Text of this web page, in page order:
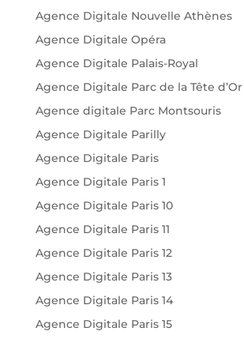
Agence Digitale Nouvelle Athènes
Agence Digitale Opéra
Agence Digitale Palais-Royal
Agence Digitale Parc de la Tête d’Or
Agence digitale Parc Montsouris
Agence Digitale Parilly
Agence Digitale Paris
Agence Digitale Paris 1
Agence Digitale Paris 10
Agence Digitale Paris 11
Agence Digitale Paris 12
Agence Digitale Paris 13
Agence Digitale Paris 14
Agence Digitale Paris 15